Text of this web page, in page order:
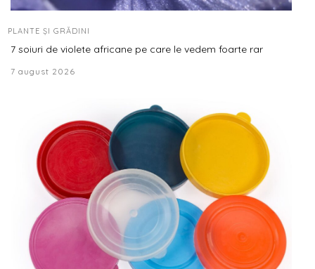
PLANTE ȘI GRĂDINI
7 soiuri de violete africane pe care le vedem foarte rar
7 august 2026